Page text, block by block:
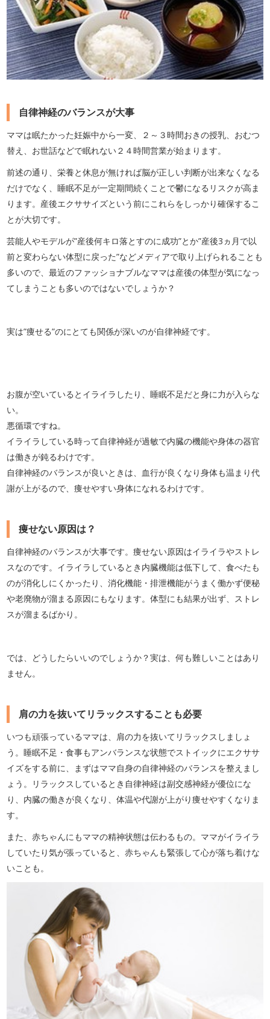
自律神経のバランスが大事
ママは眠たかった妊娠中から一変、２～３時間おきの授乳、おむつ
替え、お世話などで眠れない２４時間営業が始まります。
前述の通り、栄養と休息が無ければ脳が正しい判断が出来なくなる
だけでなく、睡眠不足が一定期間続くことで鬱になるリスクが高ま
ります。産後エクササイズという前にこれらをしっかり確保するこ
とが大切です。
芸能人やモデルが”産後何キロ落とすのに成功”とか”産後3ヵ月で以
前と変わらない体型に戻った”などメディアで取り上げられることも
多いので、最近のファッショナブルなママは産後の体型が気になっ
てしまうことも多いのではないでしょうか？
実は”痩せる”のにとても関係が深いのが自律神経です。
お腹が空いているとイライラしたり、睡眠不足だと身に力が入らな
い。
悪循環ですね。
イライラしている時って自律神経が過敏で内臓の機能や身体の器官
は働きが鈍るわけです。
自律神経のバランスが良いときは、血行が良くなり身体も温まり代
謝が上がるので、痩せやすい身体になれるわけです。
痩せない原因は？
自律神経のバランスが大事です。痩せない原因はイライラやストレ
スなのです。イライラしているとき内臓機能は低下して、食べたも
のが消化しにくかったり、消化機能・排泄機能がうまく働かず便秘
や老廃物が溜まる原因にもなります。体型にも結果が出ず、ストレ
スが溜まるばかり。
では、どうしたらいいのでしょうか？実は、何も難しいことはあり
ません。
肩の力を抜いてリラックスすることも必要
いつも頑張っているママは、肩の力を抜いてリラックスしましょ
う。睡眠不足・食事もアンバランスな状態でストイックにエクササ
イズをする前に、まずはママ自身の自律神経のバランスを整えまし
ょう。リラックスしているとき自律神経は副交感神経が優位にな
り、内臓の働きが良くなり、体温や代謝が上がり痩せやすくなりま
す。
また、赤ちゃんにもママの精神状態は伝わるもの。ママがイライラ
していたり気が張っていると、赤ちゃんも緊張して心が落ち着けな
いことも。